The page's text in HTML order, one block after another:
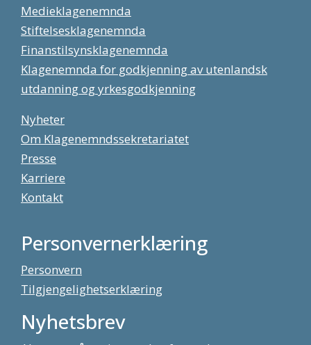
Medieklagenemnda
Stiftelsesklagenemnda
Finanstilsynsklagenemnda
Klagenemnda for godkjenning av utenlandsk
utdanning og yrkesgodkjenning
Nyheter
Om Klagenemndssekretariatet
Presse
Karriere
Kontakt
Personvernerklæring
Personvern
Tilgjengelighetserklæring
Nyhetsbrev